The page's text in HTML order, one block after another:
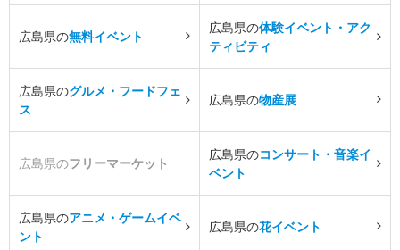
広島県の無料イベント
広島県の体験イベント・アク
ティビティ
広島県のグルメ・フードフェ
ス
広島県の物産展
広島県のフリーマーケット
広島県のコンサート・音楽イ
ベント
広島県のアニメ・ゲームイベ
ント
広島県の花イベント